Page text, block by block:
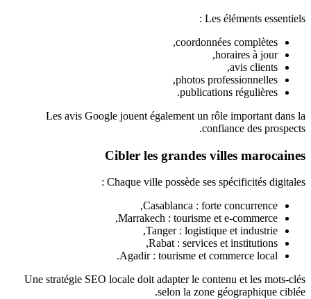
Les éléments essentiels :
coordonnées complètes,
horaires à jour,
avis clients,
photos professionnelles,
publications régulières.
Les avis Google jouent également un rôle important dans la
confiance des prospects.
Cibler les grandes villes marocaines
Chaque ville possède ses spécificités digitales :
Casablanca : forte concurrence,
Marrakech : tourisme et e-commerce,
Tanger : logistique et industrie,
Rabat : services et institutions,
Agadir : tourisme et commerce local.
Une stratégie SEO locale doit adapter le contenu et les mots-clés
selon la zone géographique ciblée.